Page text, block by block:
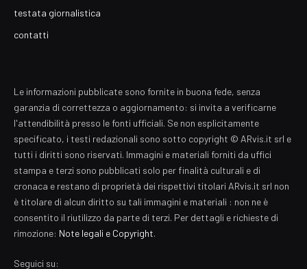
testata giornalistica
contatti
Le informazioni pubblicate sono fornite in buona fede, senza
garanzia di correttezza o aggiornamento: si invita a verificarne
l'attendibilità presso le fonti ufficiali. Se non esplicitamente
specificato, i testi redazionali sono sotto copyright © ARvis.it srl e
tutti i diritti sono riservati. Immagini e materiali forniti da uffici
stampa e terzi sono pubblicati solo per finalità culturali e di
cronaca e restano di proprietà dei rispettivi titolari ARvis.it srl non
è titolare di alcun diritto su tali immagini e materiali : non ne è
consentito il riutilizzo da parte di terzi. Per dettagli e richieste di
rimozione: Note legali e Copyright.
Seguici su: